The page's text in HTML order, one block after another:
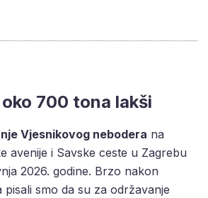
700 tona lakši
Vjesnikovog nebodera na
avenije i Savske ceste u Zagrebu
2026. godine. Brzo nakon
pisali smo da su za održavanje